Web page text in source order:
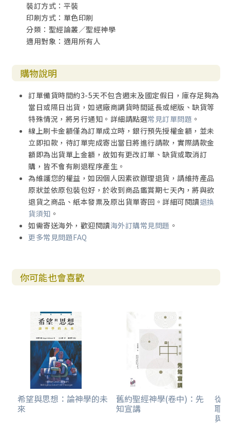
裝訂方式：平裝
印刷方式：單色印刷
分類：聖經論叢／聖經神學
適用對象：適用所有人
購物說明
訂單備貨時間約3-5天不包含週末及國定假日，庫存足夠為
當日或隔日出貨，如遇廠商調貨時間延長或絕版、缺貨等
特殊情況，將另行通知。詳細請點選常見訂單問題 。
線上刷卡金額僅為訂單成立時，銀行預先授權金額，並未
立即扣款，待訂單完成寄出當日將進行請款，實際請款金
額即為出貨單上金額，故如有更改訂單、缺貨或取消訂
購，皆不會有刷退程序產生。
為維護您的權益，如因個人因素欲辦理退貨，請維持產品
原狀並依原包裝包好，於收到商品鑑賞期七天內，將與欲
退貨之商品、紙本發票及原出貨單寄回。詳細可閱讀退換
貨須知 。
如需寄送海外，歡迎閱讀海外訂購常見問題 。
更多常見問題FAQ
你可能也會喜歡
希望與思想：論神學的未
來
舊約聖經神學(卷中)：先
知宣講
從
耶
與